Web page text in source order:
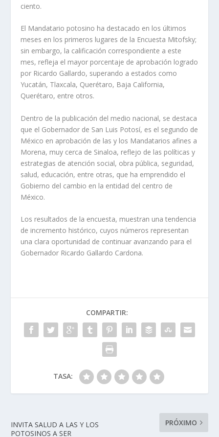
ciento.
El Mandatario potosino ha destacado en los últimos
meses en los primeros lugares de la Encuesta Mitofsky;
sin embargo, la calificación correspondiente a este
mes, refleja el mayor porcentaje de aprobación logrado
por Ricardo Gallardo, superando a estados como
Yucatán, Tlaxcala, Querétaro, Baja California,
Querétaro, entre otros.
Dentro de la publicación del medio nacional, se destaca
que el Gobernador de San Luis Potosí, es el segundo de
México en aprobación de las y los Mandatarios afines a
Morena, muy cerca de Sinaloa, reflejo de las políticas y
estrategias de atención social, obra pública, seguridad,
salud, educación, entre otras, que ha emprendido el
Gobierno del cambio en la entidad del centro de
México.
Los resultados de la encuesta, muestran una tendencia
de incremento histórico, cuyos números representan
una clara oportunidad de continuar avanzando para el
Gobernador Ricardo Gallardo Cardona.
COMPARTIR:
TASA:
INVITA SALUD A LAS Y LOS
POTOSINOS A SER
PRÓXIMO